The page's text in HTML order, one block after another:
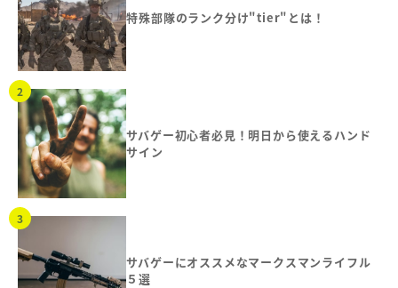
特殊部隊のランク分け"tier"とは！
サバゲー初心者必見！明日から使えるハンド
サイン
サバゲーにオススメなマークスマンライフル
５選